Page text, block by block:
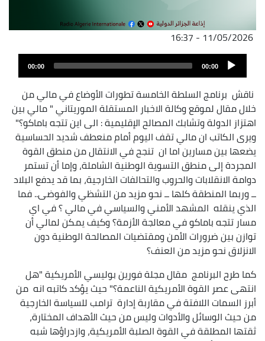
11/05/2026 - 16:37
ملف
الصوت
Audio
Player
00:00
00:00
ناقش برنامج السلطة الخامسة تطورات الأوضاع في مالي من
خلال مقال لموقع وكالة الاخبار المستقلة الموريتاني " مالي بين
اهتزاز الدولة وتشابك المصالح الإقليمية : الى اين تتجه باماكو؟"
ويرى الكاتب ان مالي تقف اليوم أمام منعطف شديد الحساسية
يضعها بين مسارين اما ان تنجح في الانتقال من منطق القوة
المجردة إلى منطق التسوية الوطنية الشاملة، وإما أن تستمر
دوامة الانقلابات والحروب والتحالفات الخارجية، بما قد يدفع البلاد
ــ وربما المنطقة كلها ــ نحو مزيد من التشظي والفوضى.. فما
الذي ينقله المشهد الأمني والسياسي في مالي ؟ في اي
مسار تتجه باماكو في معالجة الأزمة؟ وكيف يمكن لمالي أن
توازن بين ضرورات الأمن ومقتضيات المصالحة الوطنية دون
الانزلاق نحو مزيد من العنف؟
كما طرح البرنامج مقال مجلة فورين بوليسي الأمريكية "هل
انتهى عصر القوة الأمريكية الناعمة؟" حيث يؤكد كاتبه انه من
أبرز السمات اللافتة في مقاربة إدارة ترامب للسياسة الخارجية
من حيث الوسائل والأدوات وليس من حيث الأهداف المختارة،
ثقتها المطلقة في القوة الصلبة الأمريكية، وازدراؤها شبه